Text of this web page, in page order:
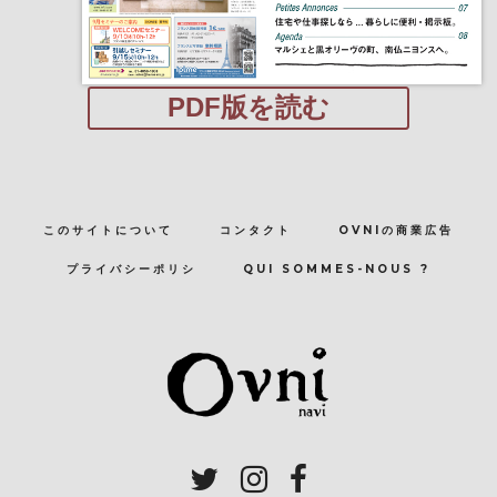
PDF版を読む
このサイトについて コンタクト OVNIの商業広告
プライバシーポリシ QUI SOMMES-NOUS ?